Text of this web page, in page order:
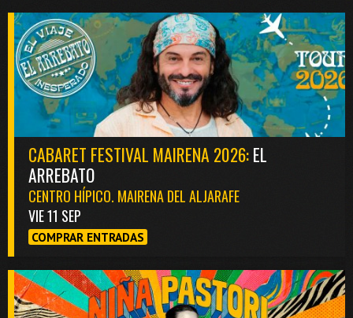
CABARET FESTIVAL MAIRENA 2026:EL
ARREBATO
CENTRO HÍPICO. MAIRENA DEL ALJARAFE
VIE 11 SEP
COMPRAR ENTRADAS